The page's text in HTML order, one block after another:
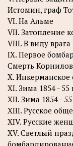
Истомин, граф
VI. На Альме
VII. Затопление
VIII. В виду врага
IX. Первое
Смерть
X. Инкерманское
XI. Зима 1854 -
XII. Зима 1854 -
XIII. Русское
XIV. Русские
XV. Светлый